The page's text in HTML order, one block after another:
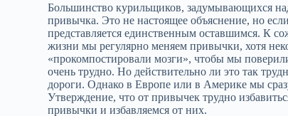
Большинство курильщиков, задумывающихся
привычка. Это не настоящее объяснение, но
представляется единственным оставшимся. К
жизни мы регулярно меняем привычки, хотя
«прокомпостировали мозги», чтобы мы
очень трудно. Но действительно ли это так
дороги. Однако в Европе или в Америке мы
Утверждение, что от привычек трудно
привычки и избавляемся от них.